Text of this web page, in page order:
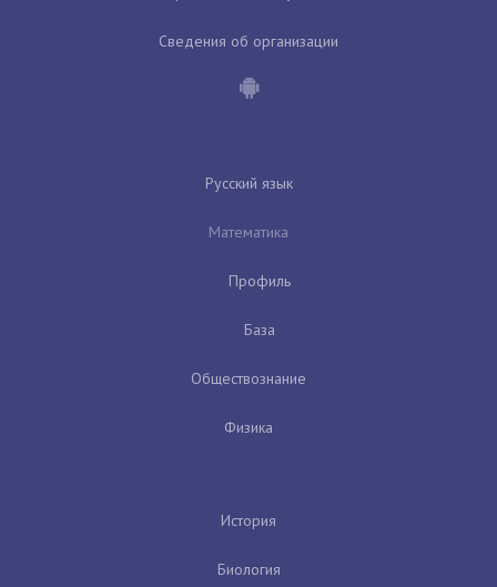
Сведения об организации
Русский язык
Математика
Профиль
База
Обществознание
Физика
История
Биология